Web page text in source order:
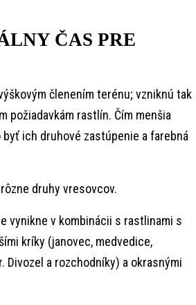
ČAS PRE
členením terénu; vzniknú tak
požiadavkám rastlín. Čím menšia
ich druhové zastúpenie a farebná
druhy vresovcov.
vynikne v kombinácii s rastlinami s
kríky (janovec, medvedice,
Divozel a rozchodníky) a okrasnými